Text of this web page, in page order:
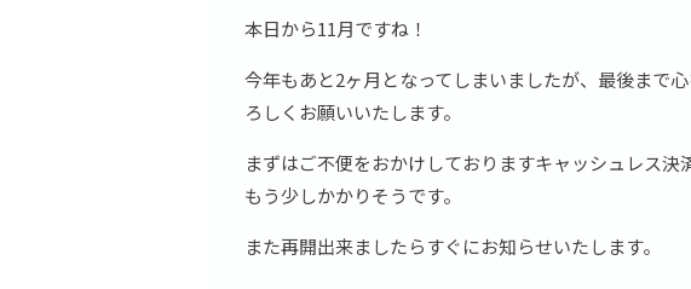
本日から11月ですね！
今年もあと2ヶ月となってしまいましたが、最後まで
ろしくお願いいたします。
まずはご不便をおかけしておりますキャッシュレス
もう少しかかりそうです。
また再開出来ましたらすぐにお知らせいたします。